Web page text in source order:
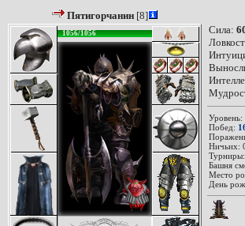
Пятигорчанин [8]
1056/1056 Сила:
Уровень:
Побед:
Ничьих:
Турниры:
Башня
Место
День